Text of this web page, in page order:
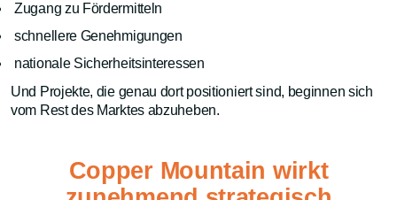
Zugang zu Fördermitteln
schnellere Genehmigungen
nationale Sicherheitsinteressen
Und Projekte, die genau dort positioniert sind, beginnen sich
vom Rest des Marktes abzuheben.
Copper Mountain wirkt